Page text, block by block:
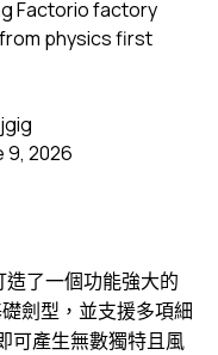
Factorio factory
physics first
9, 2026
了一個功能強大的
劍型，並支援多項細
可產生無數獨特且風